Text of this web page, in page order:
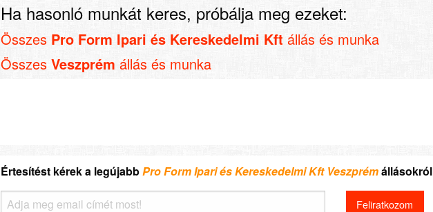
Ha hasonló munkát keres, próbálja meg ezeket:
Összes Pro Form Ipari és Kereskedelmi Kft állás és munka
Összes Veszprém állás és munka
Értesítést kérek a legújabbPro Form Ipari és Kereskedelmi Kft Veszprémállásokról